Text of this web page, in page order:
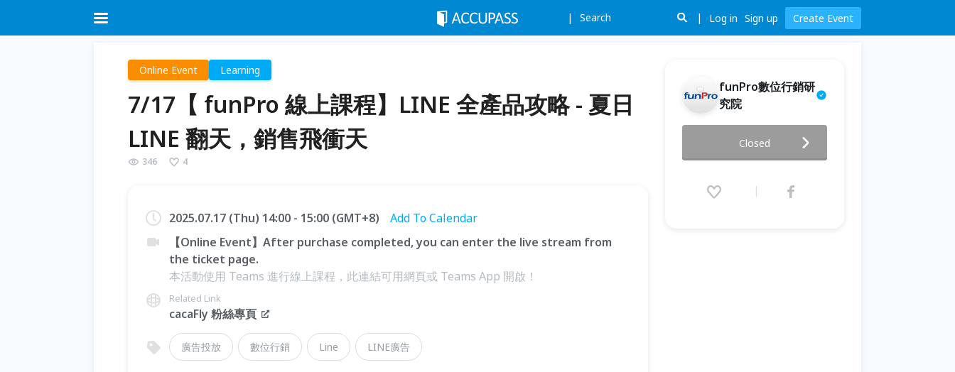
Search Log in Sign up Create Event
Online Event Learning
7/17【 funPro 線上課程】LINE 全產品攻略 - 夏日
LINE 翻天，銷售飛衝天
346 4
2025.07.17 (Thu) 14:00 - 15:00 (GMT+8)
Add To Calendar
【Online Event】After purchase completed, you can enter the live stream from
the ticket page.
本活動使用 Teams 進行線上課程，此連結可用網頁或 Teams App 開啟！
Related Link
cacaFly 粉絲專頁
廣告投放 數位行銷 Line LINE廣告
funPro數位行銷研
究院
全產品攻略 - 夏日 LINE 翻天，
銷售飛衝天
(GMT+8)
Closed